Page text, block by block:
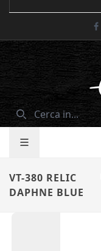
VT-380 RELIC
DAPHNE BLUE